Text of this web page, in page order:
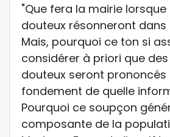
"Que fera la mairie
douteux résonneront dans
Mais, pourquoi ce ton si
considérer à priori que
douteux seront prononcés
fondement de quelle
Pourquoi ce soupçon
composante de la